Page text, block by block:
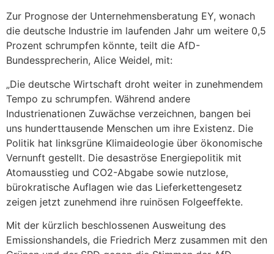
Zur Prognose der Unternehmensberatung EY, wonach
die deutsche Industrie im laufenden Jahr um weitere 0,5
Prozent schrumpfen könnte, teilt die AfD-
Bundessprecherin, Alice Weidel, mit:
„Die deutsche Wirtschaft droht weiter in zunehmendem
Tempo zu schrumpfen. Während andere
Industrienationen Zuwächse verzeichnen, bangen bei
uns hunderttausende Menschen um ihre Existenz. Die
Politik hat linksgrüne Klimaideologie über ökonomische
Vernunft gestellt. Die desaströse Energiepolitik mit
Atomausstieg und CO2-Abgabe sowie nutzlose,
bürokratische Auflagen wie das Lieferkettengesetz
zeigen jetzt zunehmend ihre ruinösen Folgeeffekte.
Mit der kürzlich beschlossenen Ausweitung des
Emissionshandels, die Friedrich Merz zusammen mit den